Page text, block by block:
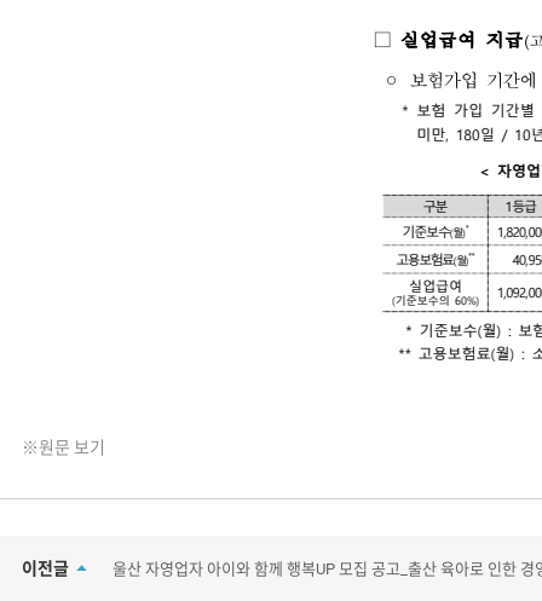
※원문 보기
이전글 울산 자영업자 아이와 함께 행복UP 모집 공고_출산 육아로 인한